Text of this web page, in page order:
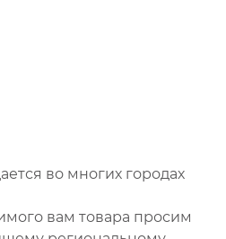
во многих городах
вам товара просим